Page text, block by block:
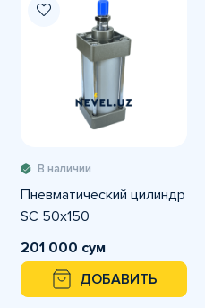
В наличии
Пневматический цилиндр
SC 50x150
201 000 сум
ДОБАВИТЬ